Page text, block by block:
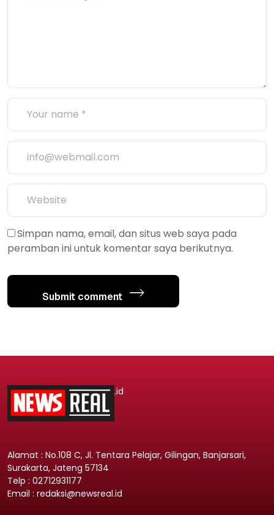
Simpan nama, email, dan situs web saya pada
peramban ini untuk komentar saya berikutnya.
Submit comment
.id
Alamat : No.108 C, Jl. Tentara Pelajar, Gilingan, Banjarsari,
Surakarta, Jateng 57134
Telp : 02712931177
Email : redaksi@newsreal.id